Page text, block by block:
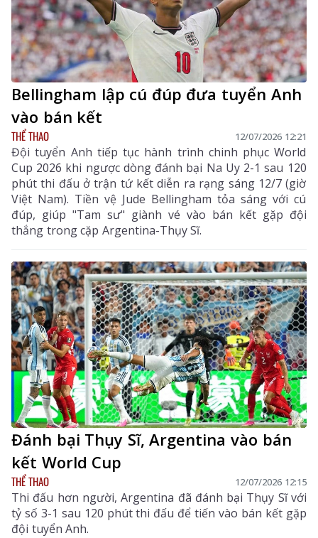
Bellingham lập cú đúp đưa tuyển Anh
vào bán kết
THỂ THAO 12/07/2026 12:21
Đội tuyển Anh tiếp tục hành trình chinh phục World
Cup 2026 khi ngược dòng đánh bại Na Uy 2-1 sau 120
phút thi đấu ở trận tứ kết diễn ra rạng sáng 12/7 (giờ
Việt Nam). Tiền vệ Jude Bellingham tỏa sáng với cú
đúp, giúp "Tam sư" giành vé vào bán kết gặp đội
thắng trong cặp Argentina-Thụy Sĩ.
Đánh bại Thụy Sĩ, Argentina vào bán
kết World Cup
THỂ THAO 12/07/2026 12:15
Thi đấu hơn người, Argentina đã đánh bại Thụy Sĩ với
tỷ số 3-1 sau 120 phút thi đấu để tiến vào bán kết gặp
đội tuyển Anh.